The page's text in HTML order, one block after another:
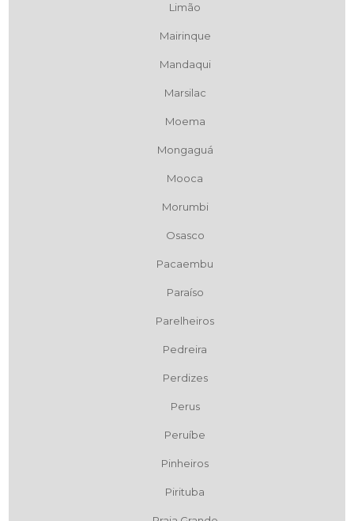
Limão
Mairinque
Mandaqui
Marsilac
Moema
Mongaguá
Mooca
Morumbi
Osasco
Pacaembu
Paraíso
Parelheiros
Pedreira
Perdizes
Perus
Peruíbe
Pinheiros
Pirituba